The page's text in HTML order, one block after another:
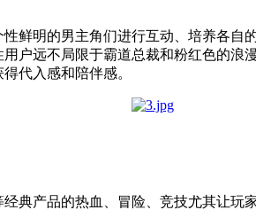
鲜明的男主角们进行互动、培养各
户远不局限于霸道总裁和粉红色的
代入感和陪伴感。
典产品的热血、冒险、竞技尤其让